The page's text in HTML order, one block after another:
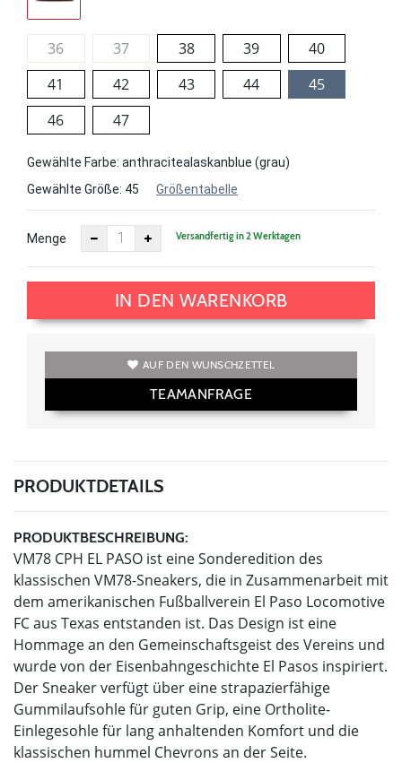
36 37 38 39
40
41
42 43 44
45
46
47
Gewählte Farbe: anthracitealaskanblue (grau)
Gewählte Größe: 45 Größentabelle
Menge Versandfertig in 2 Werktagen
IN DEN WARENKORB
AUF DEN WUNSCHZETTEL
TEAMANFRAGE
PRODUKTDETAILS
PRODUKTBESCHREIBUNG:
VM78 CPH EL PASO ist eine Sonderedition des
klassischen VM78-Sneakers, die in Zusammenarbeit mit
dem amerikanischen Fußballverein El Paso Locomotive
FC aus Texas entstanden ist. Das Design ist eine
Hommage an den Gemeinschaftsgeist des Vereins und
wurde von der Eisenbahngeschichte El Pasos inspiriert.
Der Sneaker verfügt über eine strapazierfähige
Gummilaufsohle für guten Grip, eine Ortholite-
Einlegesohle für lang anhaltenden Komfort und die
klassischen hummel Chevrons an der Seite.